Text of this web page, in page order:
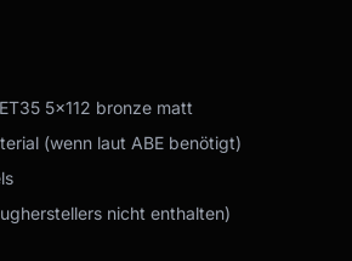
5x112 bronze matt
(wenn laut ABE benötigt)
nicht enthalten)